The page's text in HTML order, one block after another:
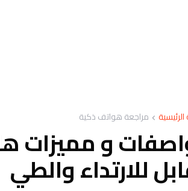
مراجعة هواتف ذكية
للارتداء والطي